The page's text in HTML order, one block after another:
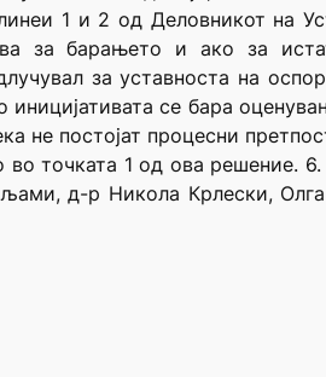
1 и 2 од Деловникот на
за барањето и ако за
за уставноста на
се бара
не постојат процесни
точката 1 од ова решение.
д-р Никола Крлески,